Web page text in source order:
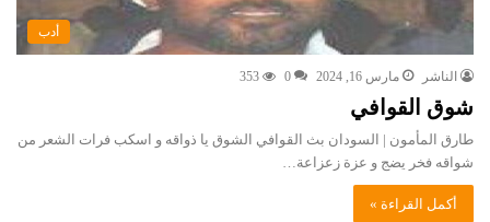
أدب
الناشر مارس 16, 2024 0
353
شوق القوافي
طارق المأمون | السودان بث القوافي الشوق يا ذواقه و اسكب فرات الشعر من
شواقه فخر يضج و عزة زعزاعة…
أكمل القراءة »